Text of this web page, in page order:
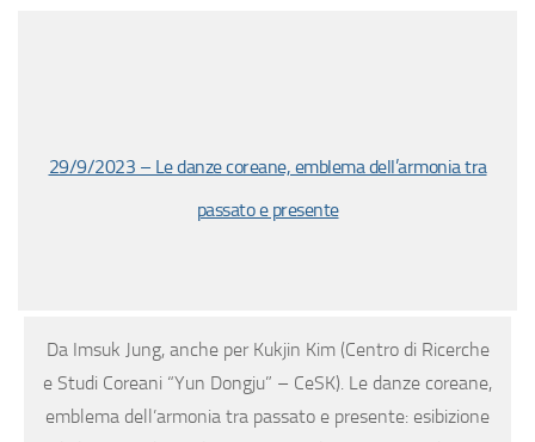
29/9/2023 – Le danze coreane, emblema dell’armonia tra
passato e presente
Da Imsuk Jung, anche per Kukjin Kim (Centro di Ricerche
e Studi Coreani “Yun Dongju” – CeSK). Le danze coreane,
emblema dell’armonia tra passato e presente: esibizione